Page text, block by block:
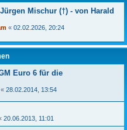
Mischur (†) - von Harald
« 02.02.2026, 20:24
Euro 6 für die
« 28.02.2014, 13:54
20.06.2013, 11:01